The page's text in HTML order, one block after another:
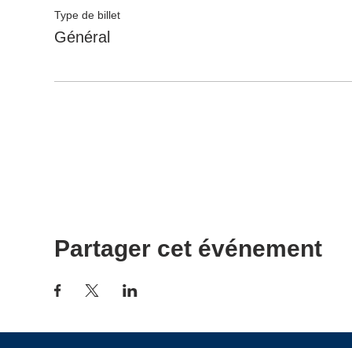
Type de billet
Général
Partager cet événement